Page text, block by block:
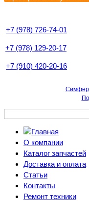
+7 (978) 726-74-01
+7 (978) 129-20-17
+7 (910) 420-20-16
О компании
Каталог запчастей
Доставка и оплата
Статьи
Контакты
Ремонт техники